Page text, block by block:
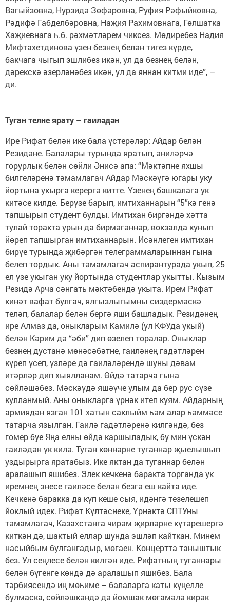
Вагыйзовна, Нурзидә Зөфәровна, Руфия Рәфыйковна,
Рәдифә Габделбәровна, Наҗия Рахимовнага, Гөлшатка
Хаҗиевнага һ.б. рәхмәтләрем чиксез. Мөдиребез Надия
Мифтахетдинова үзен безнең белән тигез күрде,
бакчага чыгып эшлибез икән, ул да безнең белән,
дәрекскә әзерләнәбез икән, ул да яннан китми иде”, –
ди.
Туган телне ярату – гаиләдән
Ире Рифат белән ике бала үстерәләр: Айдар белән
Резидәне. Балалары турында яратып, әниләрчә
горурлык белән сөйли Әнисә апа: “Мәктәпне яхшы
билгеләренә тәмамлагач Айдар Мәскәүгә югары уку
йортына укырга керергә китте. Үзенең башкалага ук
китәсе килде. Берүзе барып, имтиханнарын “5”кә генә
тапшырып студент булды. Имтихан биргәндә хәтта
тулай торакта урын да бирмәгәннәр, вокзалда кунып
йөреп тапшырган имтиханнарын. Исәнлеген имтихан
бирүе турында җибәргән телеграммаларыннан гына
белеп тордык. Аны тәмамлагач аспирантурада укып, 25
ел үзе укыган уку йортында студентлар укытты. Кызым
Резидә Арча сәнгать мәктәбендә укыта. Ирем Рифат
кинәт вафат булгач, ялгызлыгымны сиздермәскә
теләп, балалар белән бергә яши башладык. Резидәнең
ире Алмаз да, оныкларым Камилә (ул КФУда укый)
белән Кәрим дә “әби” дип өзелеп торалар. Оныклар
безнең дустанә мөнәсәбәтне, гаиләнең гадәтләрен
күреп үсеп, үзләре дә гаиләләрендә шуны дәвам
итәрләр дип хыялланам. Өйдә татарча гына
сөйләшәбез. Мәскәүдә яшәүче улым да бер рус сүзе
кулланмый. Аны оныкларга үрнәк итеп куям. Айдарның
армиядән язган 101 хатын саклыйм һәм алар һәммәсе
татарча язылган. Гаилә гадәтләренә килгәндә, без
гомер буе Яңа елны өйдә каршыладык, бу мин үскән
гаиләдән үк килә. Туган көннәрне туганнар җыелышып
уздырырга яратабыз. Ике яктан да туганнар белән
аралашып яшибез. Элек кечкенә баракта торганда ук
иремнең энесе гаиләсе белән безгә еш кайта иде.
Кечкенә баракка да күп кеше сыя, идәнгә тезелешеп
йоклый идек. Рифат Күлтәснеке, Үрнәктә СПТУны
тәмамлагач, Казахстанга чирәм җирләрне күтәрешергә
киткән дә, шактый еллар шунда эшләп кайткан. Минем
насыйбым булгангадыр, мөгаен. Концертта таныштык
без. Ул сеңлесе белән килгән иде. Рифатның туганнары
белән бүгенге көндә дә аралашып яшибез. Бала
тәрбиясендә иң мөһиме – балаларга каты күңелле
булмаска, сөйләшкәндә дә йомшак мөгамәлә кирәк